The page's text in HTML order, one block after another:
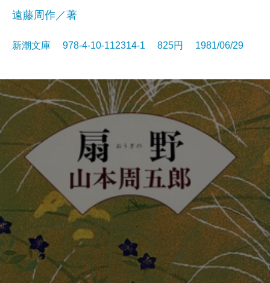
遠藤周作／著
新潮文庫 978-4-10-112314-1 825円 1981/06/29